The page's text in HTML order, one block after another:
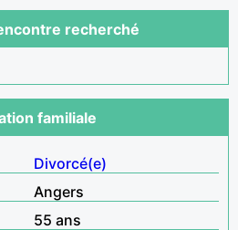
recherché
familiale
Divorcé(e)
Angers
55 ans